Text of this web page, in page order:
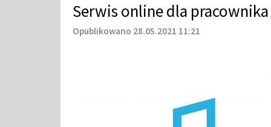
Serwis online dla pracownika
Opublikowano 28.05.2021 11:21